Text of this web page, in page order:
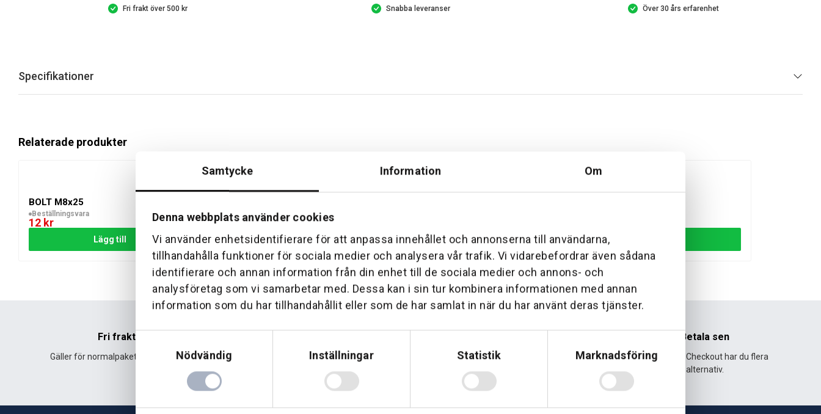
Samtycke Information Om
Denna webbplats använder cookies
Vi använder enhetsidentifierare för att anpassa innehållet och annonserna till användarna,
tillhandahålla funktioner för sociala medier och analysera vår trafik. Vi vidarebefordrar även sådana
identifierare och annan information från din enhet till de sociala medier och annons- och
analysföretag som vi samarbetar med. Dessa kan i sin tur kombinera informationen med annan
information som du har tillhandahållit eller som de har samlat in när du har använt deras tjänster.
Samtyckesval
Nödvändig
Inställningar Statistik Marknadsföring
Fri frakt över 500 kr Snabba leveranser Över 30 års erfarenhet
Specifikationer
Relaterade produkter
BOLT M8x25
Beställningsvara
12 kr
Lägg till
Beställningsvara
12kr
Lägg till Lägg till
Fri frakt
Gäller för normalpaket över 500 kr. Leverans fram till din dörr. Oavsett storlek.
Företaget startade 1 januari 1995 och har
sedan dess haft en god tillväxt.
Betala sen
Med Klarna Checkout har du flera
alternativ.